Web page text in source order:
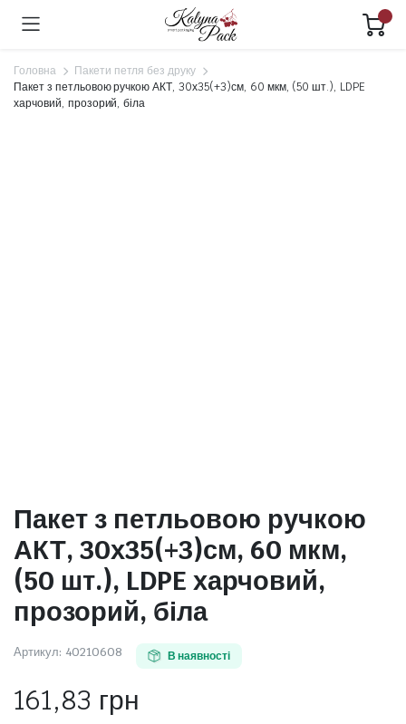
Головна
Пакети петля без друку
Пакет з петльовою ручкою АКТ, 30х35(+3)см, 60 мкм, (50 шт.), LDPE
харчовий, прозорий, біла
Пакет з петльовою ручкою
АКТ, 30х35(+3)см, 60 мкм,
(50 шт.), LDPE харчовий,
прозорий, біла
Артикул: 40210608 В наявності
161,83 грн